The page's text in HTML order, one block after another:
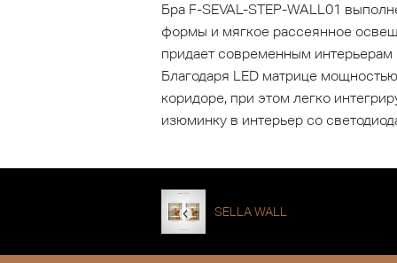
Бра F-SEVAL-STEP-WALL01
формы и мягкое рассеянное
придает современным интерьерам
Благодаря LED матрице
коридоре, при этом легко
изюминку в интерьер со
SELLA WALL